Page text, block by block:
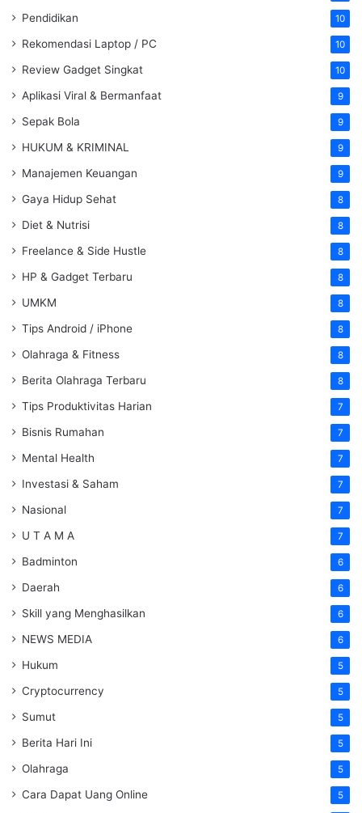
Pendidikan 10
Rekomendasi Laptop / PC 10
Review Gadget Singkat 10
Aplikasi Viral & Bermanfaat 9
Sepak Bola 9
HUKUM & KRIMINAL 9
Manajemen Keuangan 9
Gaya Hidup Sehat 8
Diet & Nutrisi 8
Freelance & Side Hustle 8
HP & Gadget Terbaru 8
UMKM 8
Tips Android / iPhone 8
Olahraga & Fitness 8
Berita Olahraga Terbaru 8
Tips Produktivitas Harian 7
Bisnis Rumahan 7
Mental Health 7
Investasi & Saham 7
Nasional 7
U T A M A 7
Badminton 6
Daerah 6
Skill yang Menghasilkan 6
NEWS MEDIA 6
Hukum 5
Cryptocurrency 5
Sumut 5
Berita Hari Ini 5
Olahraga 5
Cara Dapat Uang Online 5